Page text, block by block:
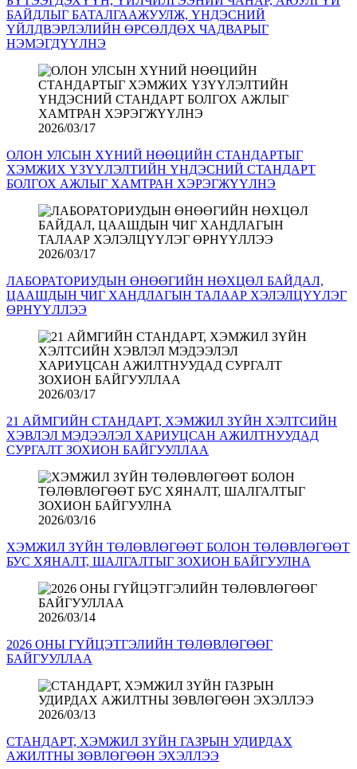
БАЙДЛЫГ БАТАЛГААЖУУЛЖ, ҮНДЭСНИЙ
ҮЙЛДВЭРЛЭЛИЙН ӨРСӨЛДӨХ ЧАДВАРЫГ
НЭМЭГДҮҮЛНЭ
2026/03/17
ОЛОН УЛСЫН ХҮНИЙ НӨӨЦИЙН СТАНДАРТЫГ
ХЭМЖИХ ҮЗҮҮЛЭЛТИЙН ҮНДЭСНИЙ СТАНДАРТ
БОЛГОХ АЖЛЫГ ХАМТРАН ХЭРЭГЖҮҮЛНЭ
2026/03/17
ЛАБОРАТОРИУДЫН ӨНӨӨГИЙН НӨХЦӨЛ БАЙДАЛ,
ЦААШДЫН ЧИГ ХАНДЛАГЫН ТАЛААР ХЭЛЭЛЦҮҮЛЭГ
ӨРНҮҮЛЛЭЭ
2026/03/17
21 АЙМГИЙН СТАНДАРТ, ХЭМЖИЛ ЗҮЙН ХЭЛТСИЙН
ХЭВЛЭЛ МЭДЭЭЛЭЛ ХАРИУЦСАН АЖИЛТНУУДАД
СУРГАЛТ ЗОХИОН БАЙГУУЛЛАА
2026/03/16
ХЭМЖИЛ ЗҮЙН ТӨЛӨВЛӨГӨӨТ БОЛОН ТӨЛӨВЛӨГӨӨТ
БУС ХЯНАЛТ, ШАЛГАЛТЫГ ЗОХИОН БАЙГУУЛНА
2026/03/14
2026 ОНЫ ГҮЙЦЭТГЭЛИЙН ТӨЛӨВЛӨГӨӨГ
БАЙГУУЛЛАА
2026/03/13
СТАНДАРТ, ХЭМЖИЛ ЗҮЙН ГАЗРЫН УДИРДАХ
АЖИЛТНЫ ЗӨВЛӨГӨӨН ЭХЭЛЛЭЭ